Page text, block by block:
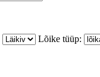
Lõike tüüp: